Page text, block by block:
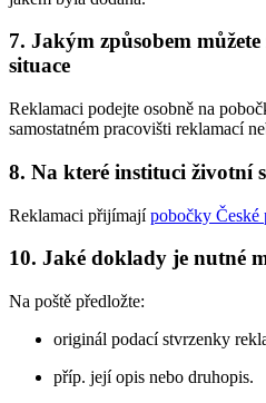
7. Jakým způsobem
situace
Reklamaci podejte osobně na
samostatném pracovišti reklamací
8. Na které instituci životní
Reklamaci přijímajípobočky České
10. Jaké doklady je nutné
Na poště předložte:
originál podací stvrzenky
příp. její opis nebo druhopis.